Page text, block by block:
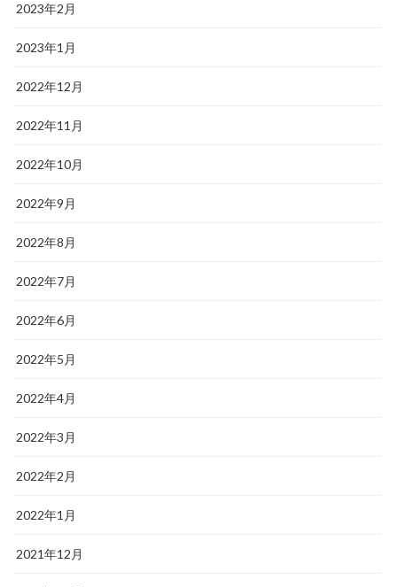
2023年2月
2023年1月
2022年12月
2022年11月
2022年10月
2022年9月
2022年8月
2022年7月
2022年6月
2022年5月
2022年4月
2022年3月
2022年2月
2022年1月
2021年12月